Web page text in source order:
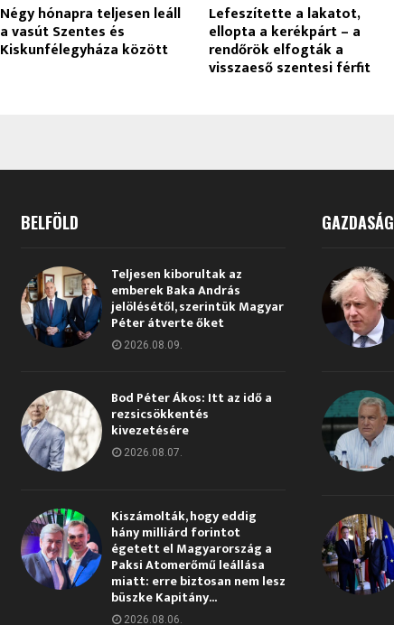
Négy hónapra teljesen leáll
a vasút Szentes és
Kiskunfélegyháza között
Lefeszítette a lakatot,
ellopta a kerékpárt – a
rendőrök elfogták a
visszaeső szentesi férfit
BELFÖLD
Teljesen kiborultak az
emberek Baka András
jelölésétől, szerintük Magyar
Péter átverte őket
2026.08.09.
Bod Péter Ákos: Itt az idő a
rezsicsökkentés
kivezetésére
2026.08.07.
Kiszámolták, hogy eddig
hány milliárd forintot
égetett el Magyarország a
Paksi Atomerőmű leállása
miatt: erre biztosan nem lesz
büszke Kapitány...
2026.08.06.
GAZDASÁG